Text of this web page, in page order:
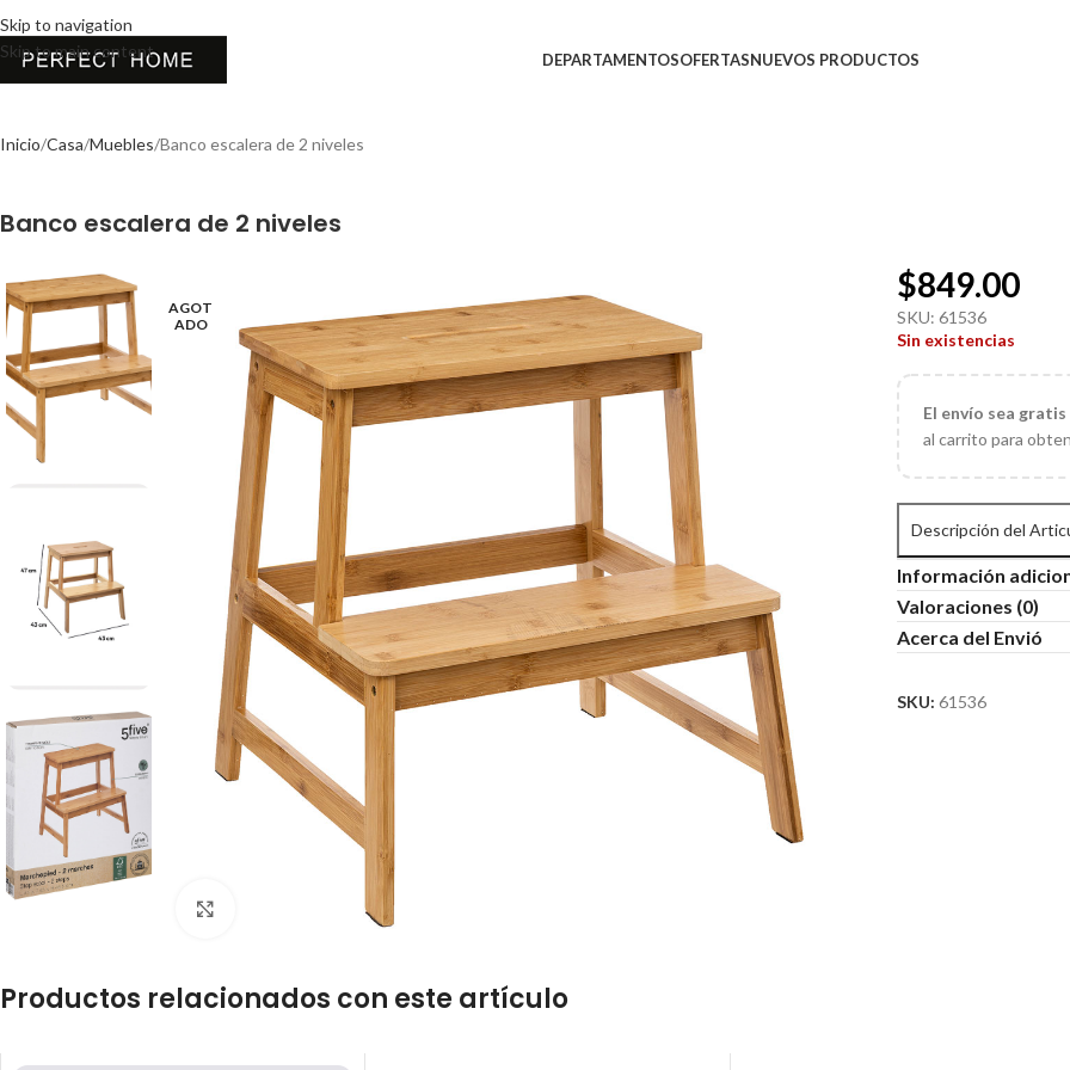
Skip to navigation
Skip to main content
DEPARTAMENTOSOFERTASNUEVOS PRODUCTOS
Inicio Casa Muebles Banco escalera de 2 niveles
Banco escalera de 2 niveles
AGOT
ADO
$849.00
SKU:61536
Sin existencias
El envío sea
al carrito para
Descripción del
Información
Valoraciones (0)
Acerca del Envió
SKU:61536
Productos relacionados con este artículo